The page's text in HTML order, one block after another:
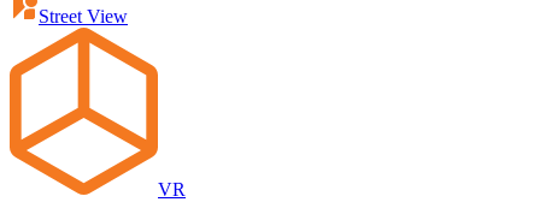
Street View
VR